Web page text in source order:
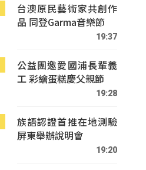
台澳原民藝術家共創作
品 同登Garma音樂節
19:37
公益團邀愛國浦長輩義
工 彩繪蛋糕慶父親節
19:28
族語認證首推在地測驗
屏東舉辦說明會
19:20